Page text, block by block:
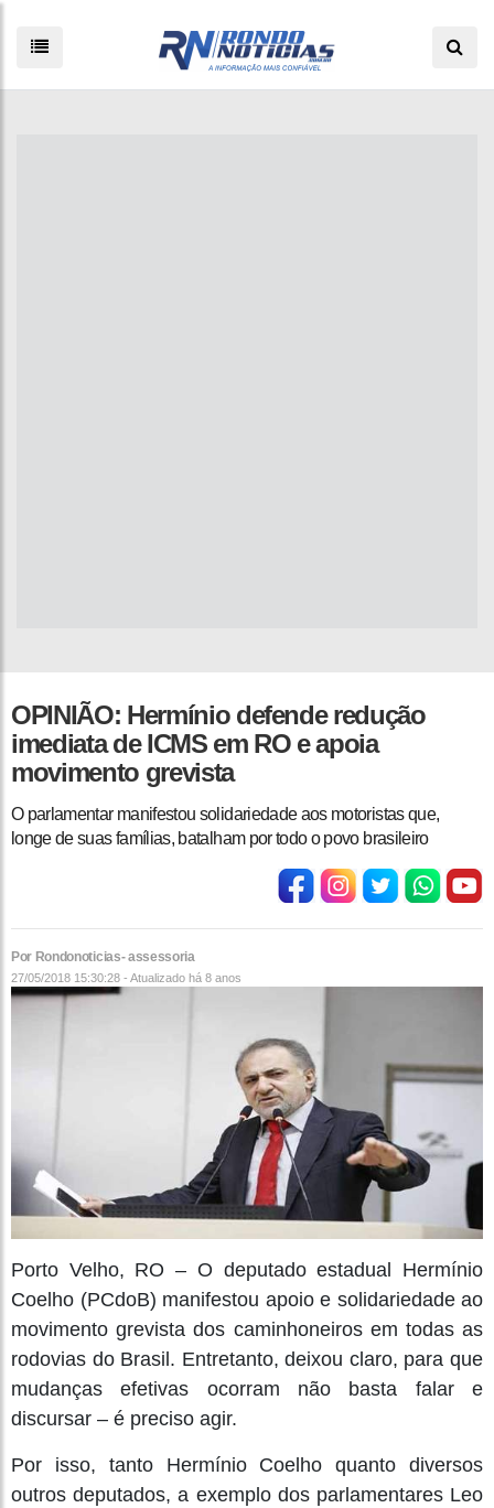
OPINIÃO: Hermínio defende redução
imediata de ICMS em RO e apoia
movimento grevista
O parlamentar manifestou solidariedade aos motoristas que,
longe de suas famílias, batalham por todo o povo brasileiro
Por Rondonoticias- assessoria
27/05/2018 15:30:28 - Atualizado há 8 anos
Porto Velho, RO – O deputado estadual Hermínio
Coelho (PCdoB) manifestou apoio e solidariedade ao
movimento grevista dos caminhoneiros em todas as
rodovias do Brasil. Entretanto, deixou claro, para que
mudanças efetivas ocorram não basta falar e
discursar – é preciso agir.
Por isso, tanto Hermínio Coelho quanto diversos
outros deputados, a exemplo dos parlamentares Leo